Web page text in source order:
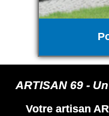
ARTISAN 69 -
Votre artisan